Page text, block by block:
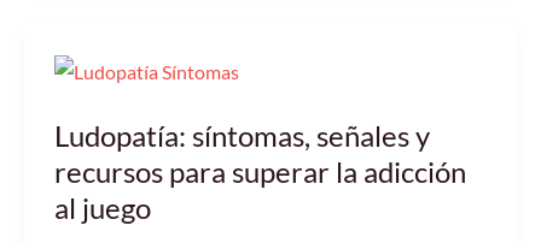
Ludopatía: síntomas, señales y
recursos para superar la adicción
al juego
Ludopatía:
señales
y
recursos
para